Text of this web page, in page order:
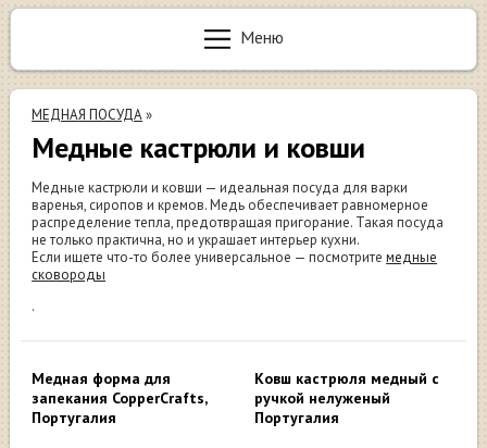
Меню
МЕДНАЯ ПОСУДА»
Медные кастрюли и ковши
Медные кастрюли и ковши — идеальная посуда для варки
варенья, сиропов и кремов. Медь обеспечивает равномерное
распределение тепла, предотвращая пригорание. Такая посуда
не только практична, но и украшает интерьер кухни.
Если ищете что-то более универсальное — посмотритемедные
сковороды
.
Медная форма для
запекания CopperCrafts,
Португалия
Ковш кастрюля медный с
ручкой нелуженый
Португалия